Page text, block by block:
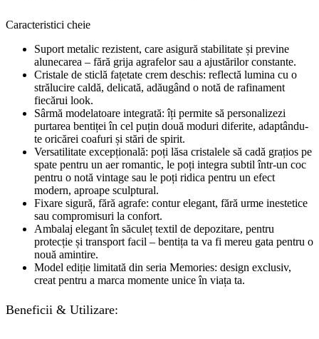
Caracteristici cheie
Suport metalic rezistent, care asigură stabilitate și previne
alunecarea – fără grija agrafelor sau a ajustărilor constante.
Cristale de sticlă fațetate crem deschis: reflectă lumina cu o
strălucire caldă, delicată, adăugând o notă de rafinament
fiecărui look.
Sârmă modelatoare integrată: îți permite să personalizezi
purtarea bentiței în cel puțin două moduri diferite, adaptându-
te oricărei coafuri și stări de spirit.
Versatilitate excepțională: poți lăsa cristalele să cadă grațios pe
spate pentru un aer romantic, le poți integra subtil într-un coc
pentru o notă vintage sau le poți ridica pentru un efect
modern, aproape sculptural.
Fixare sigură, fără agrafe: contur elegant, fără urme inestetice
sau compromisuri la confort.
Ambalaj elegant în săculeț textil de depozitare, pentru
protecție și transport facil – bentița ta va fi mereu gata pentru o
nouă amintire.
Model ediție limitată din seria Memories: design exclusiv,
creat pentru a marca momente unice în viața ta.
Beneficii & Utilizare: